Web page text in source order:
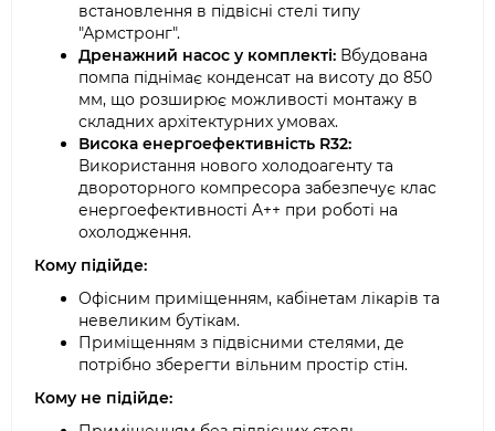
встановлення в підвісні стелі типу
"Армстронг".
Дренажний насос у комплекті: Вбудована
помпа піднімає конденсат на висоту до 850
мм, що розширює можливості монтажу в
складних архітектурних умовах.
Висока енергоефективність R32:
Використання нового холодоагенту та
двороторного компресора забезпечує клас
енергоефективності A++ при роботі на
охолодження.
Кому підійде:
Офісним приміщенням, кабінетам лікарів та
невеликим бутікам.
Приміщенням з підвісними стелями, де
потрібно зберегти вільним простір стін.
Кому не підійде: